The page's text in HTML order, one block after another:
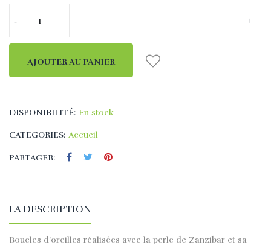
AJOUTER AU PANIER
DISPONIBILITÉ: En stock
CATEGORIES: Accueil
PARTAGER:
LA DESCRIPTION
Boucles d’oreilles réalisées avec la perle de Zanzibar et sa